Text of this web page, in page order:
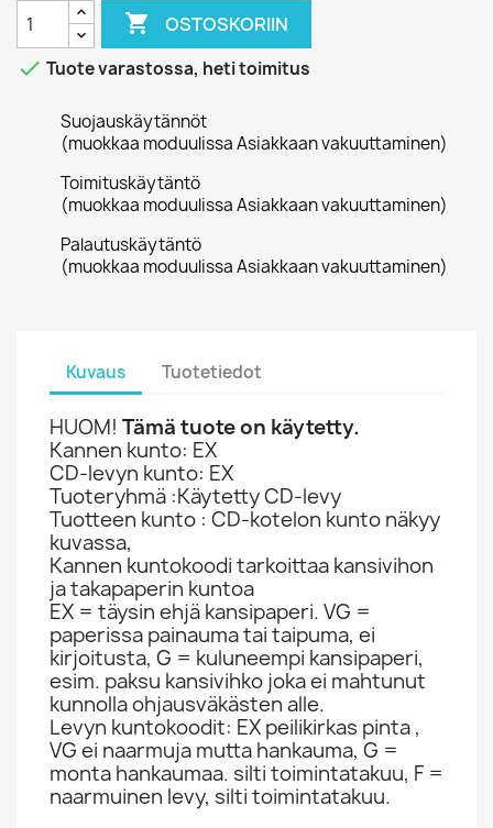
 OSTOSKORIIN
 Tuote varastossa, heti toimitus
Suojauskäytännöt
(muokkaa moduulissa Asiakkaan vakuuttaminen)
Toimituskäytäntö
(muokkaa moduulissa Asiakkaan vakuuttaminen)
Palautuskäytäntö
(muokkaa moduulissa Asiakkaan vakuuttaminen)
Kuvaus Tuotetiedot
HUOM! Tämä tuote on käytetty.
Kannen kunto: EX
CD-levyn kunto: EX
Tuoteryhmä :Käytetty CD-levy
Tuotteen kunto : CD-kotelon kunto näkyy
kuvassa,
Kannen kuntokoodi tarkoittaa kansivihon
ja takapaperin kuntoa
EX = täysin ehjä kansipaperi. VG =
paperissa painauma tai taipuma, ei
kirjoitusta, G = kuluneempi kansipaperi,
esim. paksu kansivihko joka ei mahtunut
kunnolla ohjausväkästen alle.
Levyn kuntokoodit: EX peilikirkas pinta ,
VG ei naarmuja mutta hankauma, G =
monta hankaumaa. silti toimintatakuu, F =
naarmuinen levy, silti toimintatakuu.